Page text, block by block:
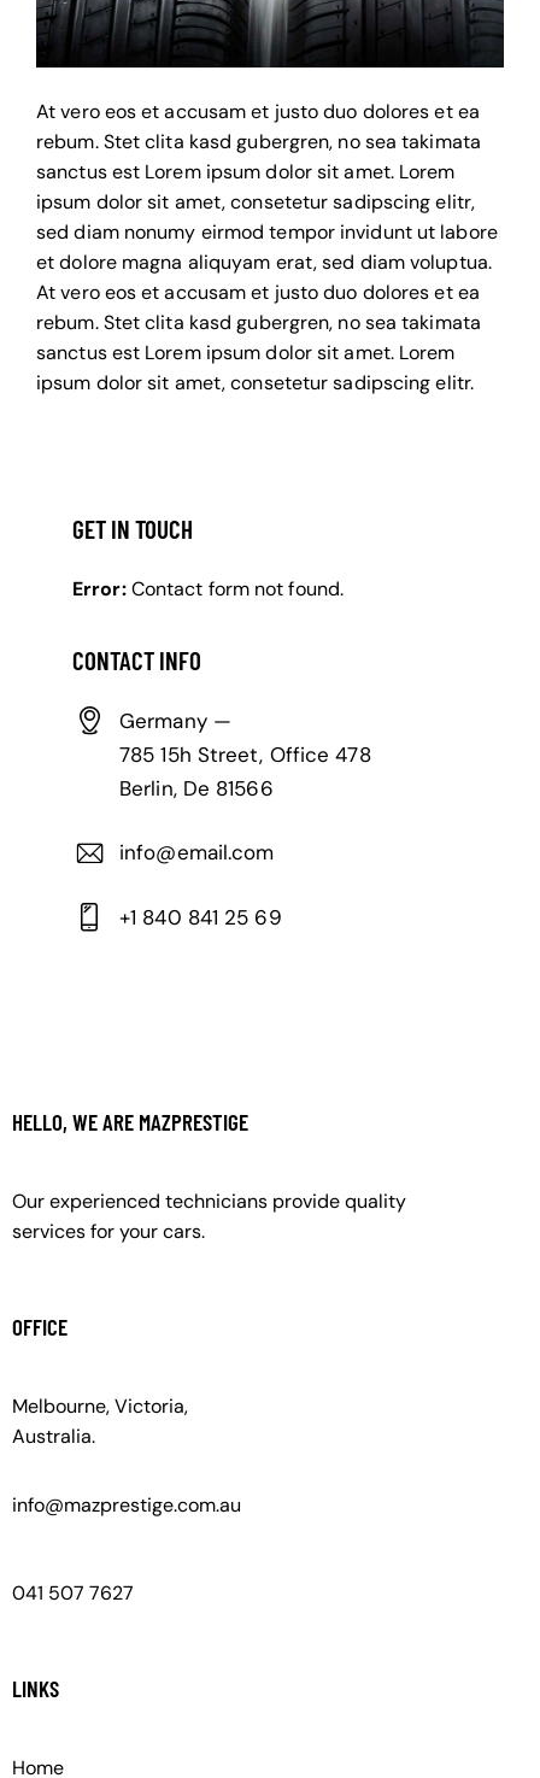
At vero eos et accusam et justo duo dolores et ea
rebum. Stet clita kasd gubergren, no sea takimata
sanctus est Lorem ipsum dolor sit amet. Lorem
ipsum dolor sit amet, consetetur sadipscing elitr,
sed diam nonumy eirmod tempor invidunt ut labore
et dolore magna aliquyam erat, sed diam voluptua.
At vero eos et accusam et justo duo dolores et ea
rebum. Stet clita kasd gubergren, no sea takimata
sanctus est Lorem ipsum dolor sit amet. Lorem
ipsum dolor sit amet, consetetur sadipscing elitr.
GET IN TOUCH
Error:Contact form not found.
CONTACT INFO
Germany —
785 15h Street, Office 478
Berlin, De 81566
info@email.com
+1 840 841 25 69
HELLO, WE ARE MAZPRESTIGE
Our experienced technicians provide quality
services for your cars.
OFFICE
Melbourne, Victoria,
Australia.
info@mazprestige.com.au
041 507 7627
LINKS
Home